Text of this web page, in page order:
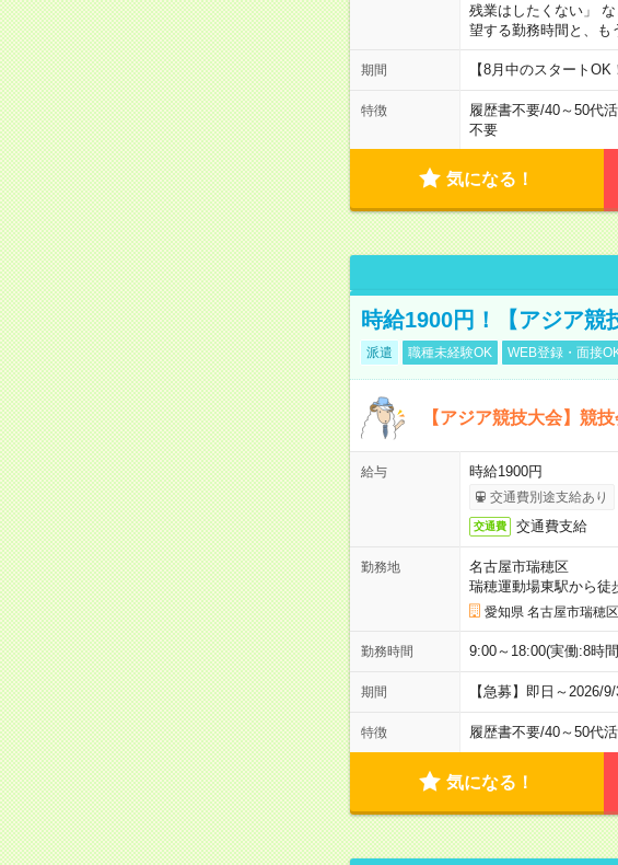
残業はしたくない」
望する勤務時間と、も
期間 【8月中のスタート
特徴 履歴書不要/40～50代
不要
気になる！
時給1900円！【アジア競
派遣 職種未経験OK WEB登録・面接
【アジア競技大会】競
給与 時給1900円
交通費別途支給あり
交通費 交通費支給
勤務地
名古屋市瑞穂区
瑞穂運動場東駅から徒
愛知県 名古屋市瑞穂
勤務時間 9:00～18:00(実働:8時
期間 【急募】即日～
特徴 履歴書不要/40～50代
気になる！